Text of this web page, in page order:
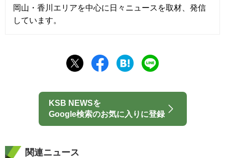
岡山・香川エリアを中心に日々ニュースを取材、発信
しています。
KSB NEWSを
Google検索のお気に入りに登録
関連ニュース